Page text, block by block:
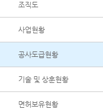
조직도
사업현황
공사도급현황
기술 및 상훈현황
면허보유현황